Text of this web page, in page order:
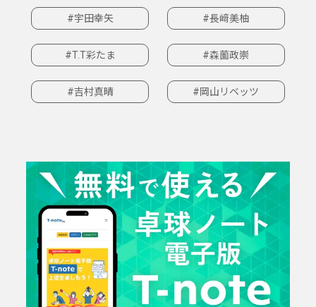
#宇田幸矢 #長﨑美柚
#T.T彩たま #森薗政崇
#吉村真晴 #岡山リベッツ